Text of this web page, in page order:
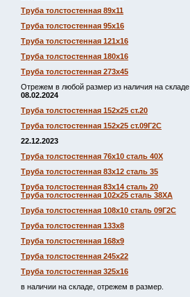
Труба толстостенная 89х11
Труба толстостенная 95х16
Труба толстостенная 121х16
Труба толстостенная 180х16
Труба толстостенная 273х45
Отрежем в любой размер из наличия на складе
08.02.2024
Труба толстостенная 152х25 ст.20
Труба толстостенная 152х25 ст.09Г2С
22.12.2023
Труба толстостенная 76х10 сталь 40Х
Труба толстостенная 83х12 сталь 35
Труба толстостенная 83х14 сталь 20
Труба толстостенная 102х25 сталь 38ХА
Труба толстостенная 108х10 сталь 09Г2С
Труба толстостенная 133х8
Труба толстостенная 168х9
Труба толстостенная 245х22
Труба толстостенная 325х16
в наличии на складе, отрежем в размер.